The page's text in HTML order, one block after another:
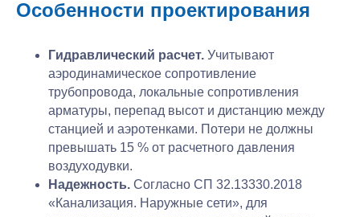
Особенности проектирования
Гидравлический расчет. Учитывают
аэродинамическое сопротивление
трубопровода, локальные сопротивления
арматуры, перепад высот и дистанцию между
станцией и аэротенками. Потери не должны
превышать 15 % от расчетного давления
воздуходувки.
Надежность. Согласно СП 32.13330.2018
«Канализация. Наружные сети», для